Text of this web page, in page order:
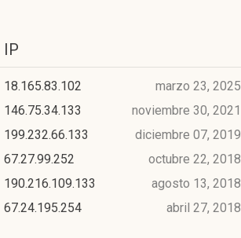
IP
18.165.83.102
marzo 23, 2025
146.75.34.133
noviembre 30, 2021
199.232.66.133
diciembre 07, 2019
67.27.99.252
octubre 22, 2018
190.216.109.133
agosto 13, 2018
67.24.195.254 abril 27, 2018